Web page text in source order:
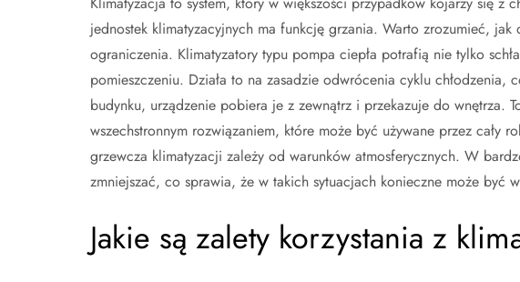
jednostek klimatyzacyjnych ma funkcję grzania. Warto zrozumieć,
ograniczenia. Klimatyzatory typu pompa ciepła potrafią nie tylko
pomieszczeniu. Działa to na zasadzie odwrócenia cyklu chłodzenia,
budynku, urządzenie pobiera je z zewnątrz i przekazuje do wnętrza.
wszechstronnym rozwiązaniem, które może być używane przez cały
grzewcza klimatyzacji zależy od warunków atmosferycznych. W
zmniejszać, co sprawia, że w takich sytuacjach konieczne może być
Jakie są zalety korzystania z